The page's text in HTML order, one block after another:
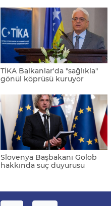
TİKA Balkanlar'da "sağlıkla"
gönül köprüsü kuruyor
Slovenya Başbakanı Golob
hakkında suç duyurusu